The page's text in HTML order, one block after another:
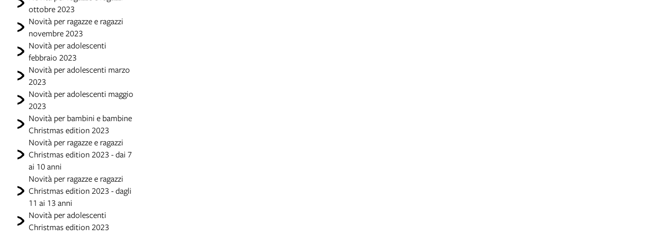
ottobre 2023
Novità per ragazze e ragazzi
novembre 2023
Novità per adolescenti
febbraio 2023
Novità per adolescenti marzo
2023
Novità per adolescenti maggio
2023
Novità per bambini e bambine
Christmas edition 2023
Novità per ragazze e ragazzi
Christmas edition 2023 - dai 7
ai 10 anni
Novità per ragazze e ragazzi
Christmas edition 2023 - dagli
11 ai 13 anni
Novità per adolescenti
Christmas edition 2023